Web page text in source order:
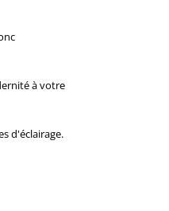
à votre
d'éclairage.